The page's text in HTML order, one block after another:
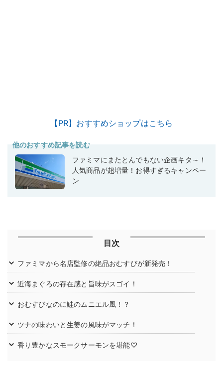
【PR】おすすめショップはこちら
他のおすすめ記事を読む
ファミマにまたとんでもない企画キタ～！
人気商品が超増量！お得すぎるキャンペー
ン
目次
ファミマから名店監修の絶品おむすびが新発売！
近海まぐろの存在感と旨味がスゴイ！
おむすびなのに鮭のムニエル風！？
ツナの味わいと生姜の風味がマッチ！
香り豊かなスモークサーモンを堪能♡